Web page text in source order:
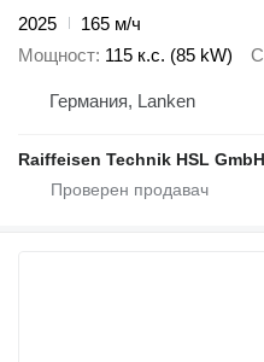
2025
165 м/ч
Мощност 115 к.с. (85 kW)
Германия, Lanken
Raiffeisen Technik HSL GmbH